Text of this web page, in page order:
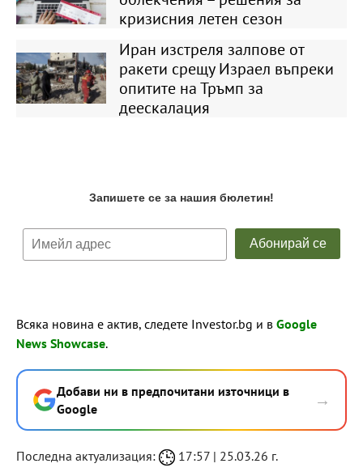
кризисния летен сезон
Иран изстреля залпове от
ракети срещу Израел въпреки
опитите на Тръмп за
деескалация
Всяка новина е актив, следете Investor.bg и в Google
News Showcase.
Добави ни в предпочитани източници в
Google
→
Последна актуализация: 17:57 | 25.03.26 г.